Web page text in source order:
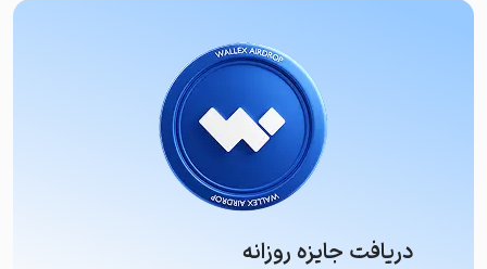
دریافت جایزه روزانه